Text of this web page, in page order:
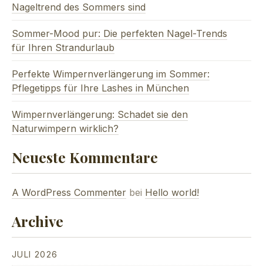
Nageltrend des Sommers sind
Sommer-Mood pur: Die perfekten Nagel-Trends
für Ihren Strandurlaub
Perfekte Wimpernverlängerung im Sommer:
Pflegetipps für Ihre Lashes in München
Wimpernverlängerung: Schadet sie den
Naturwimpern wirklich?
Neueste Kommentare
A WordPress Commenter bei Hello world!
Archive
JULI 2026